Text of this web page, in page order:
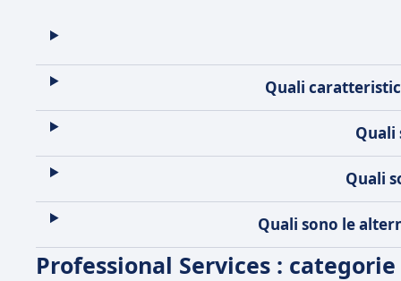
Quali
Quali
Quali
Quali sono le
Professional Services :